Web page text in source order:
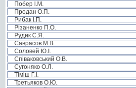
Побер І.М.
Продан О.П.
Рибак І.П.
Різаненко П.О.
Рудик С.Я.
Саврасов М.В.
Соловей Ю.І.
Співаковський О.В.
Сугоняко О.Л.
Тіміш Г.І.
Третьяков О.Ю.